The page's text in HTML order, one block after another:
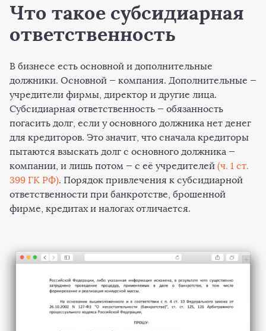
Что такое субсидиарная
ответственность
В бизнесе есть основной и дополнительные
должники. Основной — компания. Дополнительные —
учредители фирмы, директор и другие лица.
Субсидиарная ответственность — обязанность
погасить долг, если у основного должника нет денег
для кредиторов. Это значит, что сначала кредиторы
пытаются взыскать долг с основного должника —
компании, и лишь потом — с её учредителей (ч. 1 ст.
399 ГК РФ). Порядок привлечения к субсидиарной
ответственности при банкротстве, брошенной
фирме, кредитах и налогах отличается.